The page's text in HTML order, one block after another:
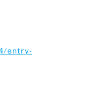
entry-